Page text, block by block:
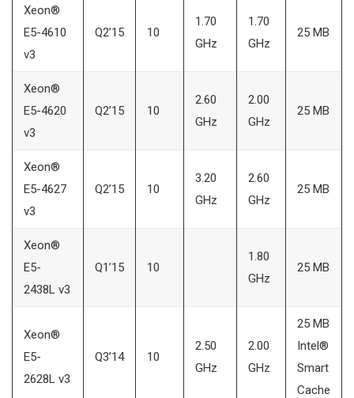
Xeon®
E5-4610
v3
Q2’15 10
1.70
GHz
1.70
GHz
25 MB
Xeon®
E5-4620
v3
Q2’15 10
2.60
GHz
2.00
GHz
25 MB
Xeon®
E5-4627
v3
Q2’15 10
3.20
GHz
2.60
GHz
25 MB
Xeon®
E5-
2438L v3
Q1’15 10
1.80
GHz
25 MB
Xeon®
E5-
2628L v3
Q3’14 10
2.50
GHz
2.00
GHz
25 MB
Intel®
Smart
Cache